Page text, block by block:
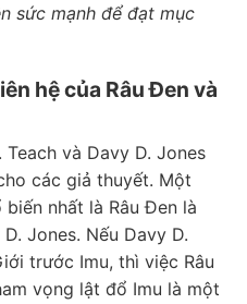
sức mạnh để đạt mục
hệ của Râu Đen và
và Davy D. Jones
các giả thuyết. Một
nhất là Râu Đen là
Jones. Nếu Davy D.
trước Imu, thì việc Râu
vọng lật đổ Imu là một